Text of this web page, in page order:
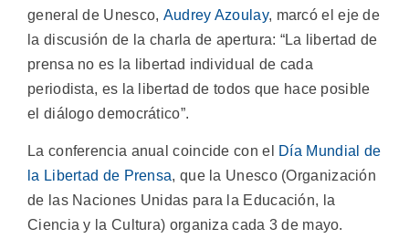
general de Unesco, Audrey Azoulay, marcó el eje de
la discusión de la charla de apertura: “La libertad de
prensa no es la libertad individual de cada
periodista, es la libertad de todos que hace posible
el diálogo democrático”.
La conferencia anual coincide con el
Día Mundial de
la Libertad de Prensa, que la Unesco (Organización
de las Naciones Unidas para la Educación, la
Ciencia y la Cultura) organiza cada 3 de mayo.